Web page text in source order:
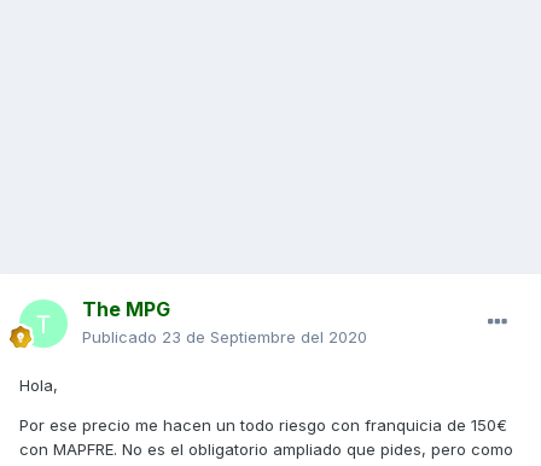
The MPG
Publicado 23 de Septiembre del 2020
Hola,
Por ese precio me hacen un todo riesgo con franquicia de 150€
con MAPFRE. No es el obligatorio ampliado que pides, pero como